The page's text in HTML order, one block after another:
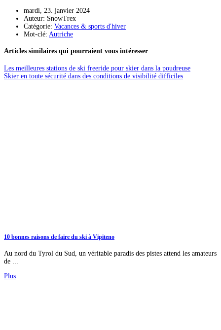
mardi, 23. janvier 2024
Auteur: SnowTrex
Catégorie: Vacances & sports d'hiver
Mot-clé: Autriche
Articles similaires qui pourraient vous intéresser
Les meilleures stations de ski freeride pour skier dans la poudreuse
Skier en toute sécurité dans des conditions de visibilité difficiles
10 bonnes raisons de faire du ski à Vipiteno
Au nord du Tyrol du Sud, un véritable paradis des pistes attend les amateurs
de ...
Plus